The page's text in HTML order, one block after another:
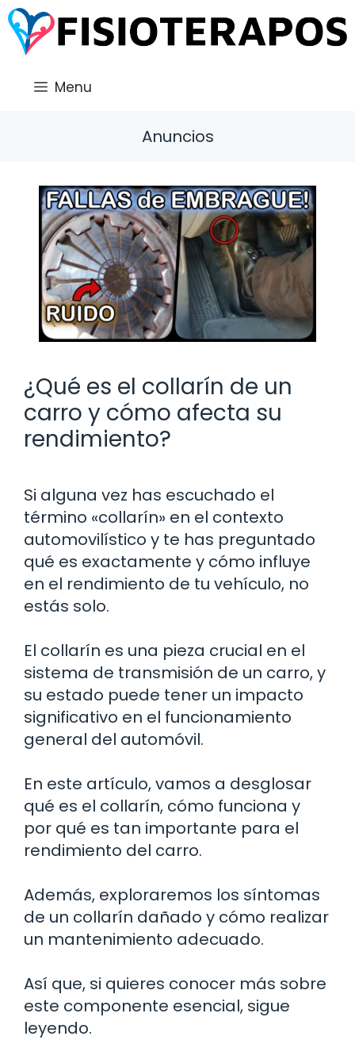
Saltar
al
contenido
Menu
Anuncios
¿Qué es el collarín de un
carro y cómo afecta su
rendimiento?
Si alguna vez has escuchado el
término «collarín» en el contexto
automovilístico y te has preguntado
qué es exactamente y cómo influye
en el rendimiento de tu vehículo, no
estás solo.
El collarín es una pieza crucial en el
sistema de transmisión de un carro, y
su estado puede tener un impacto
significativo en el funcionamiento
general del automóvil.
En este artículo, vamos a desglosar
qué es el collarín, cómo funciona y
por qué es tan importante para el
rendimiento del carro.
Además, exploraremos los síntomas
de un collarín dañado y cómo realizar
un mantenimiento adecuado.
Así que, si quieres conocer más sobre
este componente esencial, sigue
leyendo.